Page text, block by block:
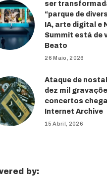
ser
“parque de
IA, arte digital e
Summit está de
Beato
26 Maio, 2026
Ataque de
dez mil
concertos
Internet Archive
15 Abril, 2026
by: